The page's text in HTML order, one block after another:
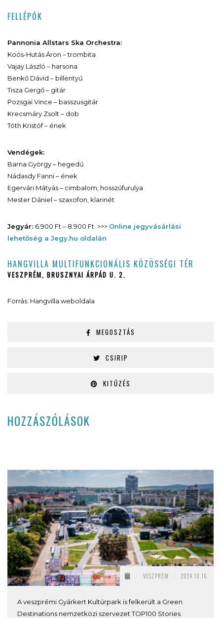
FELLÉPŐK
Pannonia Allstars Ska Orchestra:
Koós-Hutás Áron – trombita
Vajay László – harsona
Benkő Dávid – billentyű
Tisza Gergő – gitár
Pozsgai Vince – basszusgitár
Krecsmáry Zsolt – dob
Tóth Kristóf – ének
Vendégek:
Barna György – hegedű
Nádasdy Fanni – ének
Egervári Mátyás – cimbalom, hosszúfurulya
Mester Dániel – szaxofon, klarinét
Jegyár: 6.900 Ft – 8.900 Ft >>> Online jegyvásárlási
lehetőség a Jegy.hu oldalán
HANGVILLA MULTIFUNKCIONÁLIS KÖZÖSSÉGI TÉR
VESZPRÉM, BRUSZNYAI ÁRPÁD U. 2.
Forrás: Hangvilla weboldala
MEGOSZTÁS
CSIRIP
KITŰZÉS
HOZZÁSZÓLÁSOK
VESZPRÉM 2024.10.16.
A veszprémi Gyárkert Kultúrpark is felkerült a Green
Destinations nemzetközi szervezet TOP100 Stories